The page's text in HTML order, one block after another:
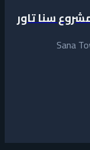
سنا تاور